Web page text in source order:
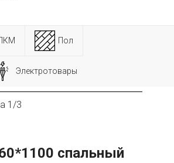
Пол
Электротовары
1/3
спальный